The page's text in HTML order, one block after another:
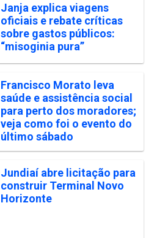
Janja explica viagens
oficiais e rebate críticas
sobre gastos públicos:
“misoginia pura”
Francisco Morato leva
saúde e assistência social
para perto dos moradores;
veja como foi o evento do
último sábado
Jundiaí abre licitação para
construir Terminal Novo
Horizonte